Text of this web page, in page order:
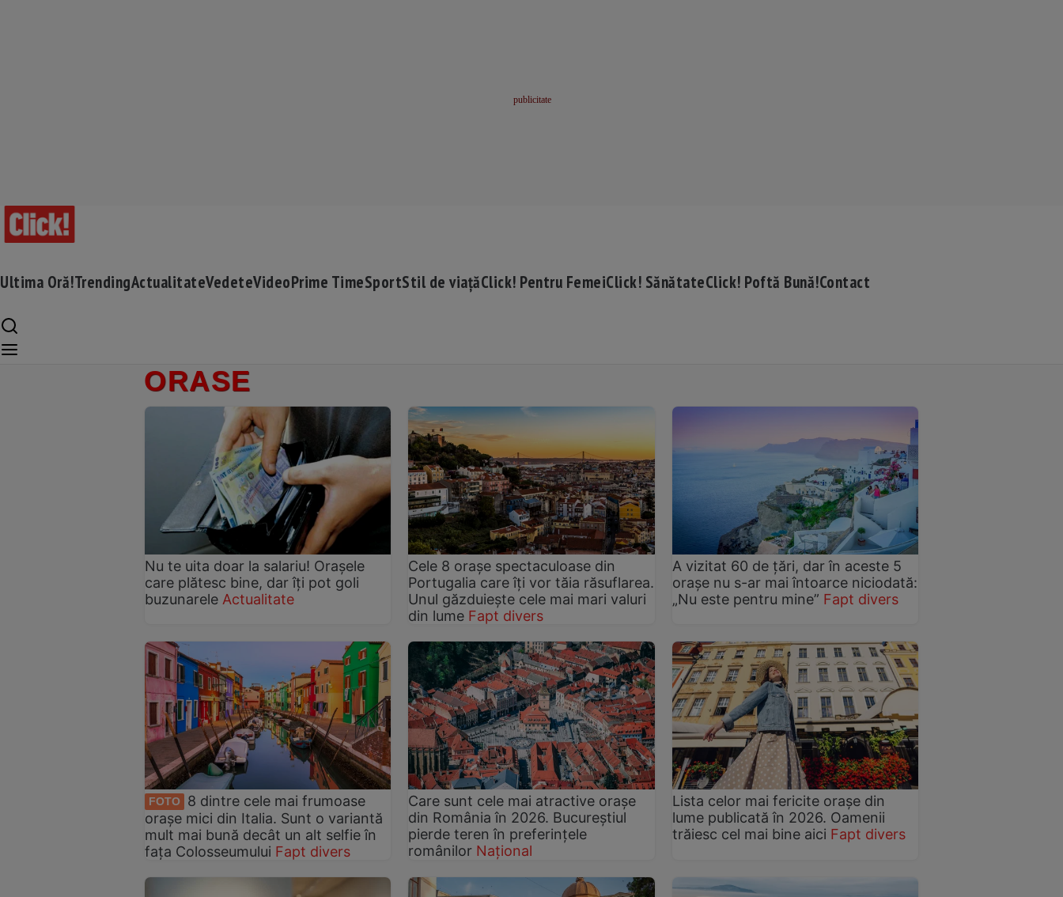
Ultima Oră!TrendingActualitateVedeteVideoPrime TimeSportStil de viațăClick! Pentru FemeiClick! SănătateClick! Poftă Bună!Contact
ORASE
Nu te uita doar la salariu! Orașele
care plătesc bine, dar îți pot goli
buzunarele Actualitate
Cele 8 orașe spectaculoase din
Portugalia care îți vor tăia răsuflarea.
Unul găzduiește cele mai mari valuri
din lume Fapt divers
A vizitat 60 de țări, dar în aceste 5
orașe nu s-ar mai întoarce niciodată:
„Nu este pentru mine” Fapt divers
FOTO
8 dintre cele mai frumoase
orașe mici din Italia. Sunt o variantă
mult mai bună decât un alt selfie în
fața Colosseumului Fapt divers
Care sunt cele mai atractive orașe
din România în 2026. Bucureștiul
pierde teren în preferințele
românilor Național
Lista celor mai fericite orașe din
lume publicată în 2026. Oamenii
trăiesc cel mai bine aici Fapt divers